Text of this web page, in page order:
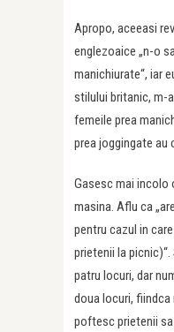
Apropo, aceeasi
englezoaice „n-o
manichiurate“, iar
stilului britanic, m-
femeile prea
prea joggingate au
Gasesc mai incolo
masina. Aflu ca
pentru cazul in
prietenii la
patru locuri, dar
doua locuri, fiindca
poftesc prietenii